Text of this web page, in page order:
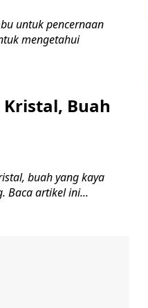
untuk pencernaan
mengetahui
Buah
buah yang kaya
Baca artikel ini...